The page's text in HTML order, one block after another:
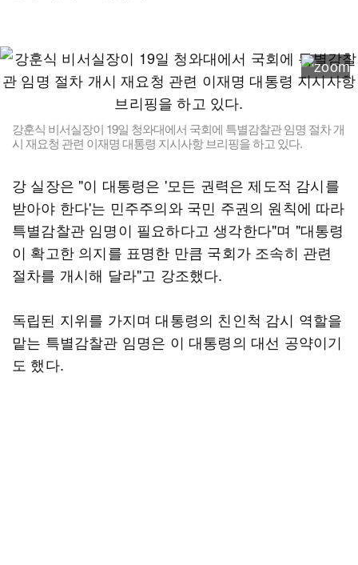
강훈식 비서실장이 19일 청와대에서 국회에 특별감찰관 임명 절차 개
시 재요청 관련 이재명 대통령 지시사항 브리핑을 하고 있다.
강 실장은 "이 대통령은 '모든 권력은 제도적 감시를
받아야 한다'는 민주주의와 국민 주권의 원칙에 따라
특별감찰관 임명이 필요하다고 생각한다"며 "대통령
이 확고한 의지를 표명한 만큼 국회가 조속히 관련
절차를 개시해 달라"고 강조했다.
독립된 지위를 가지며 대통령의 친인척 감시 역할을
맡는 특별감찰관 임명은 이 대통령의 대선 공약이기
도 했다.